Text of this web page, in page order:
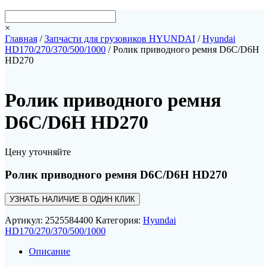
×
Главная /Запчасти для грузовиков HYUNDAI /Hyundai
HD170/270/370/500/1000 / Ролик приводного ремня D6C/D6H
HD270
Ролик приводного ремня
D6C/D6H HD270
Цену уточняйте
Ролик приводного ремня D6C/D6H HD270
УЗНАТЬ НАЛИЧИЕ В ОДИН КЛИК
Артикул: 2525584400 Категория: Hyundai
HD170/270/370/500/1000
Описание